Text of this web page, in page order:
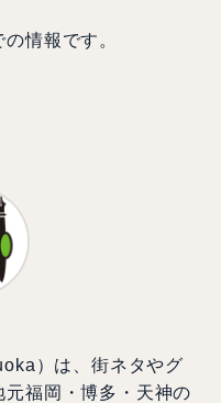
情報です。
）は、街ネタやグ
福岡・博多・天神の